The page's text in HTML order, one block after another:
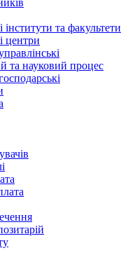
та факультети
центри
та науковий процес